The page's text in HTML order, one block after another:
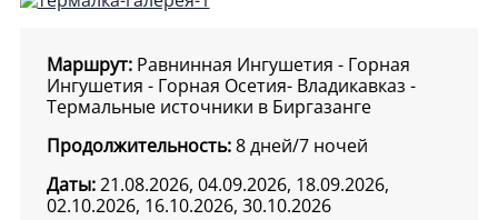
Маршрут: Равнинная Ингушетия - Горная
Ингушетия - Горная Осетия- Владикавказ -
Термальные источники в Биргазанге
Продолжительность: 8 дней/7 ночей
Даты: 21.08.2026, 04.09.2026, 18.09.2026,
02.10.2026, 16.10.2026, 30.10.2026